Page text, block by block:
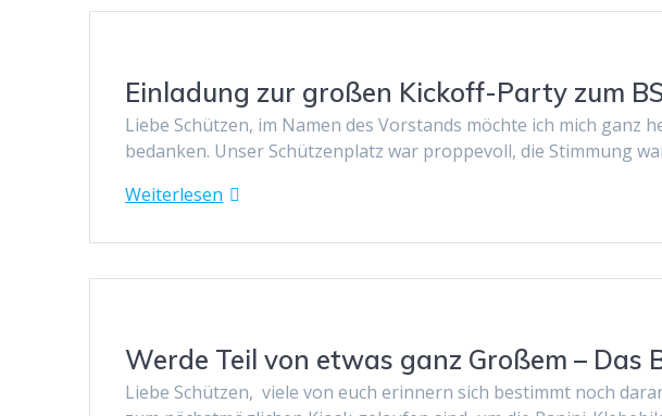
Einladung zur großen Kickoff-Party zum
Liebe Schützen, im Namen des Vorstands möchte ich mich
bedanken. Unser Schützenplatz war proppevoll, die Stimmung
Weiterlesen
Werde Teil von etwas ganz Großem – Das
Liebe Schützen, viele von euch erinnern sich bestimmt noch